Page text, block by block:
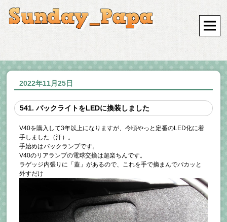
2022年11月25日
541. バックライトをLEDに換装しました
V40を購入して3年以上になりますが、今頃やっと定番のLED化に着
手しました（汗）。
手始めはバックランプです。
V40のリアランプの電球交換は超楽ちんです。
ラゲッジ内張りに「蓋」があるので、これを手で摘まんでパカッと
外すだけ